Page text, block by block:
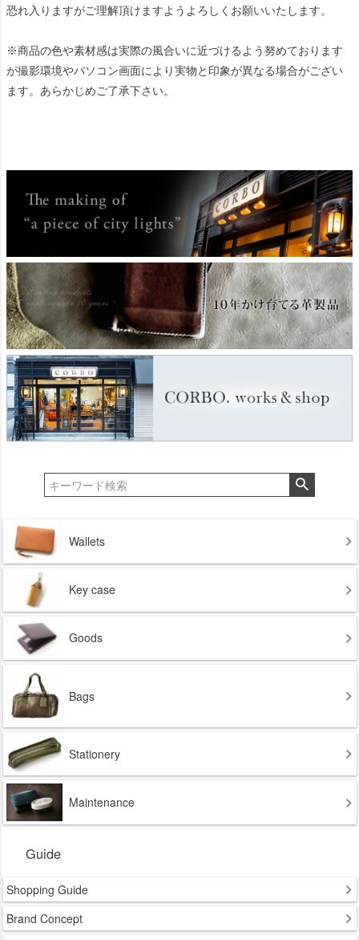
恐れ入りますがご理解頂けますようよろしくお願いいたします。
※商品の色や素材感は実際の風合いに近づけるよう努めております
が撮影環境やパソコン画面により実物と印象が異なる場合がござい
ます。あらかじめご了承下さい。
Wallets
Key case
Goods
Bags
Stationery
Maintenance
Guide
Shopping Guide
Brand Concept